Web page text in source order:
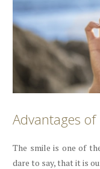
Advantages
The smile is one of
dare to say, that it is